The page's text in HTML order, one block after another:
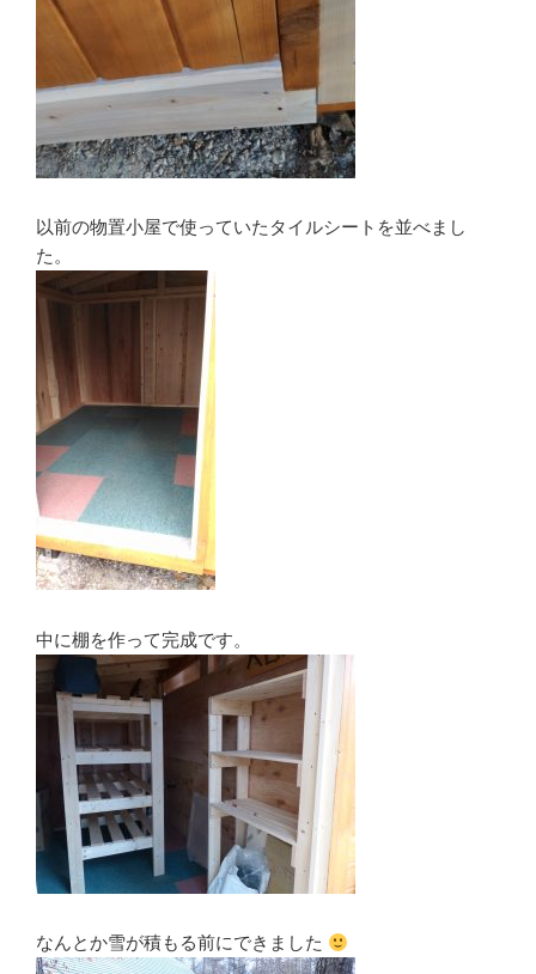
以前の物置小屋で使っていたタイルシートを並べまし
た。
中に棚を作って完成です。
なんとか雪が積もる前にできました